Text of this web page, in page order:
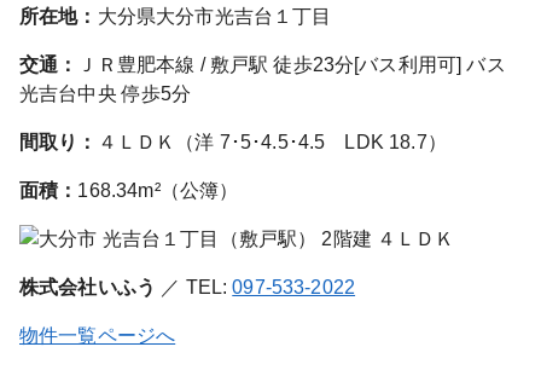
所在地： 大分県大分市光吉台１丁目
交通：
ＪＲ豊肥本線 / 敷戸駅 徒歩23分[バス利用可] バス
光吉台中央 停歩5分
間取り： ４ＬＤＫ（洋 7･5･4.5･4.5 LDK 18.7）
面積： 168.34m²（公簿）
株式会社いふう ／ TEL:097-533-2022
物件一覧ページへ